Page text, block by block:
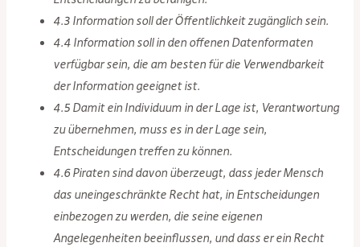
4.3 Information soll der Öffentlichkeit zugänglich sein.
4.4 Information soll in den offenen Datenformaten
verfügbar sein, die am besten für die Verwendbarkeit
der Information geeignet ist.
4.5 Damit ein Individuum in der Lage ist, Verantwortung
zu übernehmen, muss es in der Lage sein,
Entscheidungen treffen zu können.
4.6 Piraten sind davon überzeugt, dass jeder Mensch
das uneingeschränkte Recht hat, in Entscheidungen
einbezogen zu werden, die seine eigenen
Angelegenheiten beeinflussen, und dass er ein Recht